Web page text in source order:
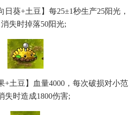
葵+土豆】每25±1秒生产25阳光，
失时掉落50阳光;
+土豆】血量4000，每次破损对小范
失时造成1800伤害;